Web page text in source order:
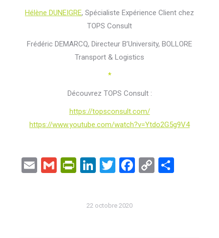
Hélène DUNEIGRE, Spécialiste Expérience Client chez
TOPS Consult
Frédéric DEMARCQ, Directeur B’University, BOLLORE
Transport & Logistics
*
Découvrez TOPS Consult :
https://topsconsult.com/
https://www.youtube.com/watch?v=Ytdo2G5g9V4
EmailGmailPrintFriendly
LinkedIn
TwitterFacebook
Copy
22 octobre 2020